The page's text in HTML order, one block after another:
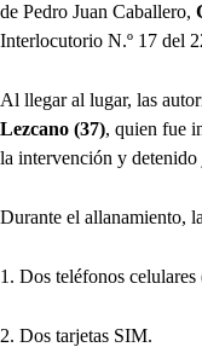
de Pedro Juan Caballero,
Interlocutorio N.º 17 del
Al llegar al lugar, las
Lezcano (37), quien fue
la intervención y detenido
Durante el allanamiento,
1. Dos teléfonos
2. Dos tarjetas SIM.